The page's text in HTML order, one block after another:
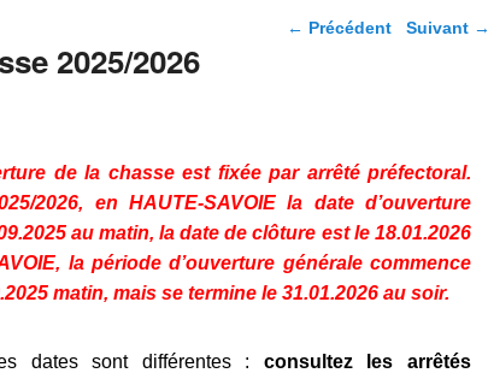
Navigation dans les
← Précédent Suivant →
2025/2026
de la chasse est fixée par arrêté préfectoral.
2026, en HAUTE-SAVOIE la date d’ouverture
au matin, la date de clôture est le 18.01.2026
la période d’ouverture générale commence
matin, mais se termine le 31.01.2026 au soir.
dates sont différentes : consultez les arrêtés